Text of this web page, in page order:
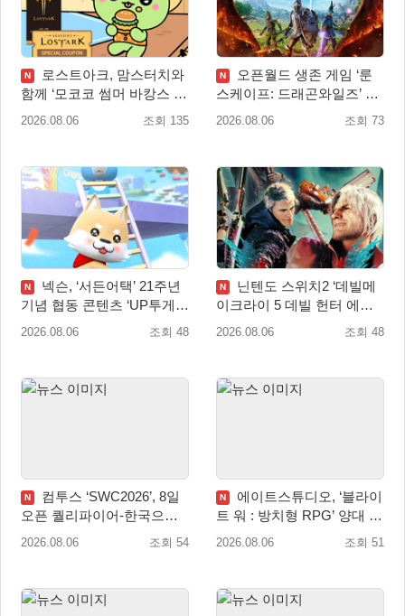
N
로스트아크, 맘스터치와
함께 ‘모코코 썸머 바캉스 세
트’ 출시
2026.08.06 조회 135
N
오픈월드 생존 게임 ‘룬
스케이프: 드래곤와일즈’ 대
규모 유저 편의성 개선 및 사
2026.08.06 조회 73
N
넥슨, ‘서든어택’ 21주년
기념 협동 콘텐츠 ‘UP투게
더’ 업데이트
2026.08.06 조회 48
N
닌텐도 스위치2 ‘데빌메
이크라이 5 데빌 헌터 에디
션’ 패키지 제품 8월 7일 예
2026.08.06 조회 48
N
컴투스 ‘SWC2026’, 8일
오픈 퀄리파이어-한국으로
시즌 개막!
2026.08.06 조회 54
N
에이트스튜디오, ‘블라이
트 워 : 방치형 RPG’ 양대 마
켓 인기 순위 1위 달성
2026.08.06 조회 51